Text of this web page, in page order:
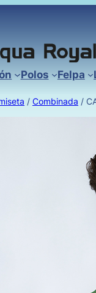
Polos Felpa
/ Combinada /